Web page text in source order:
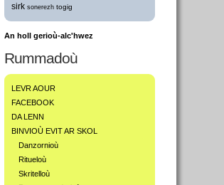
sirk sonerezh togig
An holl gerioù-alc'hwez
Rummadoù
LEVR AOUR
FACEBOOK
DA LENN
BINVIOÙ EVIT AR SKOL
Danzornioù
Ritueloù
Skritelloù